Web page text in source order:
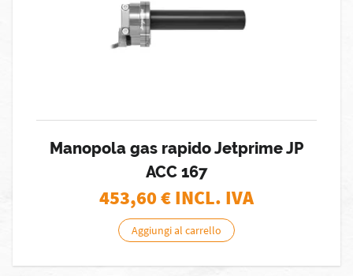
Manopola gas rapido Jetprime JP
ACC 167
453,60€ INCL. IVA
Aggiungi al carrello